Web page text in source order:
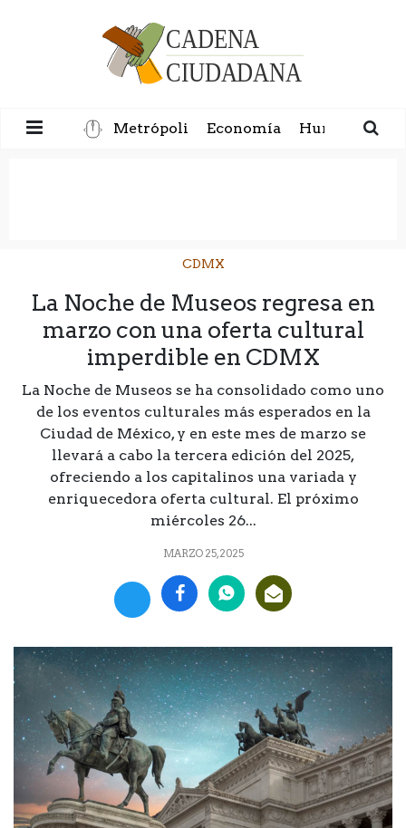
Metrópoli Economía Humanidad
CDMX
La Noche de Museos regresa en
marzo con una oferta cultural
imperdible en CDMX
La Noche de Museos se ha consolidado como uno
de los eventos culturales más esperados en la
Ciudad de México, y en este mes de marzo se
llevará a cabo la tercera edición del 2025,
ofreciendo a los capitalinos una variada y
enriquecedora oferta cultural. El próximo
miércoles 26...
MARZO 25, 2025